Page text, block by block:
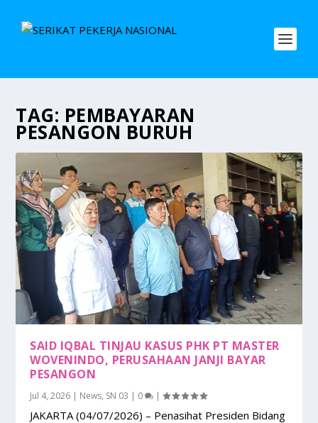
TAG: PEMBAYARAN
PESANGON BURUH
SAID IQBAL TINJAU KASUS PHK PT MASTER
WOVENINDO, PERUSAHAAN JANJI BAYAR
PESANGON
Jul 4, 2026 | News, SN 03 | 0 |
JAKARTA (04/07/2026) – Penasihat Presiden Bidang